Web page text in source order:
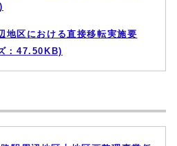
地区における直接移転実施要
：47.50KB)